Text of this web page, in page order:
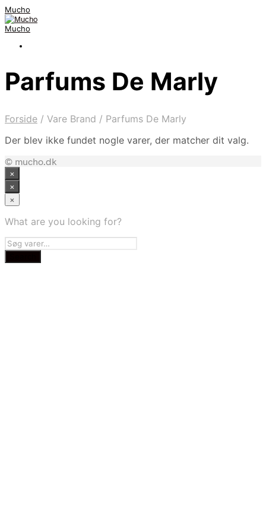
Mucho
Mucho
Parfums De Marly
Forside / Vare Brand / Parfums De Marly
Der blev ikke fundet nogle varer, der matcher dit valg.
© mucho.dk
×
×
×
What are you looking for?